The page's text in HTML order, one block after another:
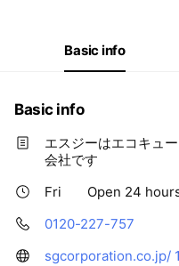
Open 24 hours
Basic info
Basic info
エスジーはエコキュ
会社です
Fri
Open 24
0120-227-757
sgcorporation.co.jp/